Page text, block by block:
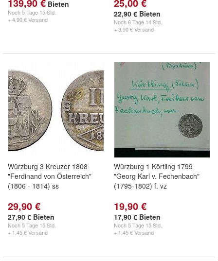
Bieten
Noch5 Tage 15 Std.
+ 4,90 € Versand
22,90 € Bieten
Noch6 Tage 14 Std.
+ 3,90 € Versand
Würzburg 3 Kreuzer 1808
"Ferdinand von Österreich"
(1806 - 1814) ss
29,90 €
27,90 € Bieten
Noch5 Tage 15 Std.
+ 1,45 € Versand
Würzburg 1 Körtling 1799
"Georg Karl v. Fechenbach"
(1795-1802) f. vz
19,90 €
17,90 € Bieten
Noch5 Tage 15 Std.
+ 1,45 € Versand